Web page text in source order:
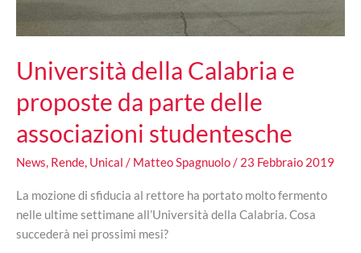
Università della Calabria e
proposte da parte delle
associazioni studentesche
News, Rende, Unical / Matteo Spagnuolo/ 23 Febbraio 2019
La mozione di sfiducia al rettore ha portato molto fermento
nelle ultime settimane all’Università della Calabria. Cosa
succederà nei prossimi mesi?